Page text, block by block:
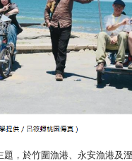
，於竹圍漁港、永安漁港及